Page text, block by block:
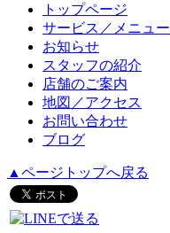
トップページ
サービス／メニュー
お知らせ
スタッフの紹介
店舗のご案内
地図／アクセス
お問い合わせ
ブログ
▲ページトップへ戻る